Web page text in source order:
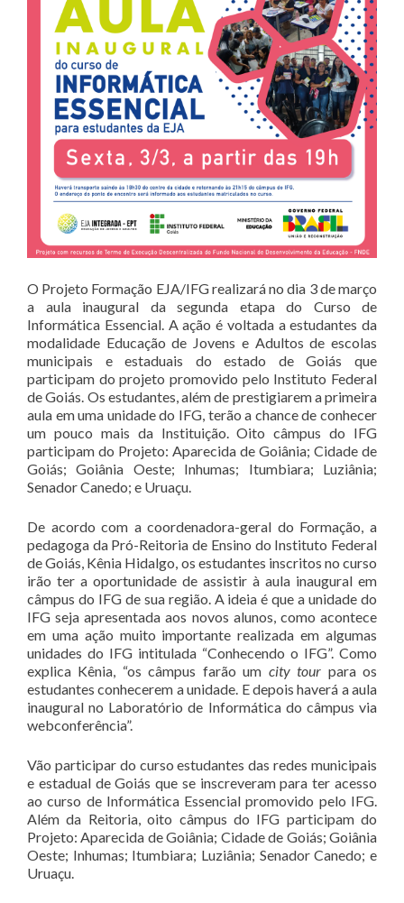
O Projeto Formação EJA/IFG realizará no dia 3 de março
a aula inaugural da segunda etapa do Curso de
Informática Essencial. A ação é voltada a estudantes da
modalidade Educação de Jovens e Adultos de escolas
municipais e estaduais do estado de Goiás que
participam do projeto promovido pelo Instituto Federal
de Goiás. Os estudantes, além de prestigiarem a primeira
aula em uma unidade do IFG, terão a chance de conhecer
um pouco mais da Instituição. Oito câmpus do IFG
participam do Projeto: Aparecida de Goiânia; Cidade de
Goiás; Goiânia Oeste; Inhumas; Itumbiara; Luziânia;
Senador Canedo; e Uruaçu.
De acordo com a coordenadora-geral do Formação, a
pedagoga da Pró-Reitoria de Ensino do Instituto Federal
de Goiás, Kênia Hidalgo, os estudantes inscritos no curso
irão ter a oportunidade de assistir à aula inaugural em
câmpus do IFG de sua região. A ideia é que a unidade do
IFG seja apresentada aos novos alunos, como acontece
em uma ação muito importante realizada em algumas
unidades do IFG intitulada “Conhecendo o IFG”. Como
explica Kênia, “os câmpus farão um city tour para os
estudantes conhecerem a unidade. E depois haverá a aula
inaugural no Laboratório de Informática do câmpus via
webconferência”.
Vão participar do curso estudantes das redes municipais
e estadual de Goiás que se inscreveram para ter acesso
ao curso de Informática Essencial promovido pelo IFG.
Além da Reitoria, oito câmpus do IFG participam do
Projeto: Aparecida de Goiânia; Cidade de Goiás; Goiânia
Oeste; Inhumas; Itumbiara; Luziânia; Senador Canedo; e
Uruaçu.